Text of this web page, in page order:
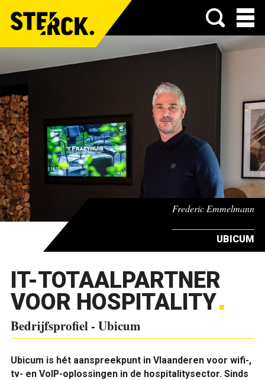
Menu
Frederic Emmelmann
UBICUM
IT-TOTAALPARTNER
VOOR HOSPITALITY
Bedrijfsprofiel - Ubicum
Ubicum is hét aanspreekpunt in Vlaanderen voor wifi-,
tv- en VoIP-oplossingen in de hospitalitysector. Sinds